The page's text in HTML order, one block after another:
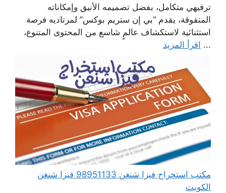
ترفيهي متكامل، بفضل تصميمه الأنيق وإمكاناته
المتفوقة، يقدم “بي إن ستريم بوكس” لمرتاديه فرصة
استثنائية لاستكشاف عالمٍ شاسع من المحتوى المتنوع،
... اقرأ المزيد
مكتب استخراج فيزا شنغن 98951133 فيزا شنغن
الكويت